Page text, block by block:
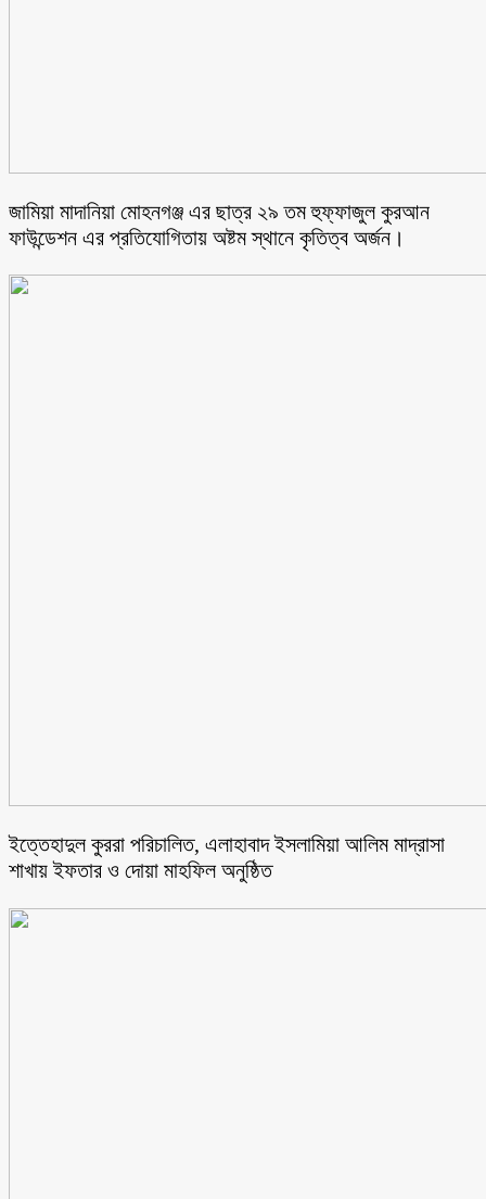
জামিয়া মাদানিয়া মোহনগঞ্জ এর ছাত্র ২৯ তম হুফ্ফাজুল কুরআন
ফাউন্ডেশন এর প্রতিযোগিতায় অষ্টম স্থানে কৃতিত্ব অর্জন।
ইত্তেহাদুল কুররা পরিচালিত, এলাহাবাদ ইসলামিয়া আলিম মাদ্রাসা
শাখায় ইফতার ও দোয়া মাহফিল অনুষ্ঠিত